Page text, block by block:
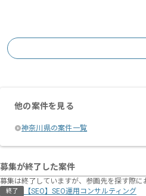
他の案件を見る
神奈川県の案件一覧
募集が終了した案件
募集は終了していますが、参画先を探す際に
終了 【SEO】SEO運用コンサルティング